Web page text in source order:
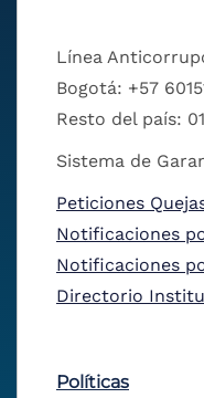
Línea
Bogotá: +57
Resto del país:
Sistema de
Peticiones
Notificaciones
Notificaciones
Directorio
Políticas